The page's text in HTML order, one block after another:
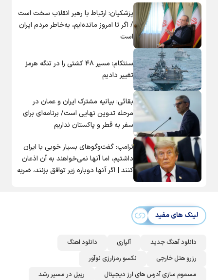
توافق نهایی رسیدند
سنتکام: مسیر ۴۸ کشتی را در تنگه هرمز تغییر دادیم
قطع شدن بیمه حدود ۵۰۰ هزار کارگر طی پنج سال
وقوع دو انفجار در یک نفتکش در حال عبور از تنگه هرمز
در دیدار الزیدی با بارزانی چه گذشت؟
معاون ترامپ: توافق با ایران برای مردم آمریکا خوب خواهد بود |
ادعا درباره رهبری سیاسی ایران
زلزله ۳.۱ ریشتری در ناغان
کالابرگ سه دهک مشمول شارژ شد
روز ۱۵۹ جنگ | ترامپ: نمی خوام مردم کشته شوند؛ ترجیح میدم
به توافق برسیم | حمله اسرائیل به لبنان
سازمان ملل: طرف‌ها را به مذاکره درباره تنگه هرمز تشویق
می‌کنیم
واژگونی سمند در محور فریدن به تیران / ۴ نفر کشته شدند
پزشکیان: ارتباط با رهبر انقلاب سخت است / اگر تا امروز
گفت وگوی وزیران خارجه آمریکا و انگلیس درباره ایران و تنگه
هرمز
یک ادعای تازه و جنجالی؛ برای حمایت از اینفانتینو از ما
پزشکیان: ارتباط با رهبر انقلاب سخت است
/ اگر تا امروز مانده‌ایم، به‌خاطر مردم ایران
است
سنتکام: مسیر ۴۸ کشتی را در تنگه هرمز
تغییر دادیم
بقائی: بیانیه مشترک ایران و عمان در
مرحله تدوین نهایی است/ برنامه‌ای برای
سفر به قطر و پاکستان نداریم
ترامپ: گفت‌و‌گو‌های بسیار خوبی با ایران
داشتیم، اما آنها نمی‌خواهند به آن اذعان
کنند | اگر آنها دوباره زیر توافق بزنند، ضربه
لینک های مفید
دانلود آهنگ جدید آلپاری
دانلود اهنگ
رزرو هتل خارجی
نکسو رمزارزی نوآور
مسموم سازی آدرس های ارز دیجیتال
ریپل در مسیر رشد